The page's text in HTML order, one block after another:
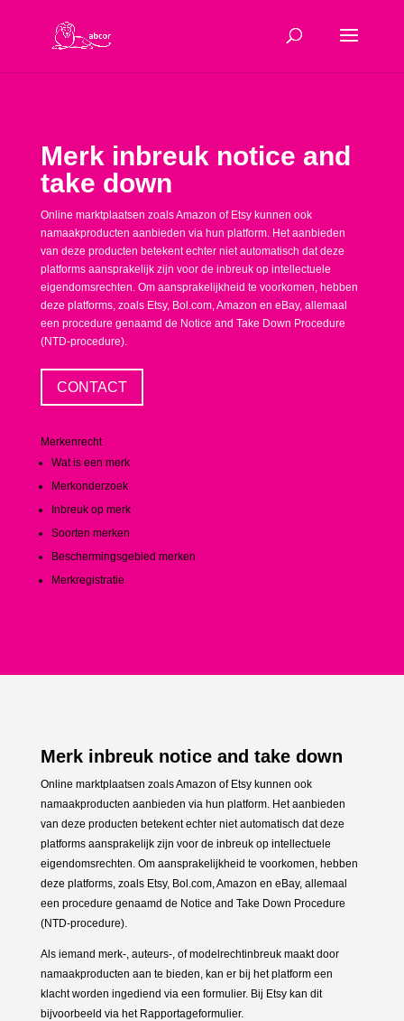
Merk inbreuk notice and
take down
Online marktplaatsen zoals Amazon of Etsy kunnen ook
namaakproducten aanbieden via hun platform. Het aanbieden
van deze producten betekent echter niet automatisch dat deze
platforms aansprakelijk zijn voor de inbreuk op intellectuele
eigendomsrechten. Om aansprakelijkheid te voorkomen, hebben
deze platforms, zoals Etsy, Bol.com, Amazon en eBay, allemaal
een procedure genaamd de Notice and Take Down Procedure
(NTD-procedure).
CONTACT
Merkenrecht
Wat is een merk
Merkonderzoek
Inbreuk op merk
Soorten merken
Beschermingsgebied merken
Merkregistratie
Merk inbreuk notice and take down
Online marktplaatsen zoals Amazon of Etsy kunnen ook
namaakproducten aanbieden via hun platform. Het aanbieden
van deze producten betekent echter niet automatisch dat deze
platforms aansprakelijk zijn voor de inbreuk op intellectuele
eigendomsrechten. Om aansprakelijkheid te voorkomen, hebben
deze platforms, zoals Etsy, Bol.com, Amazon en eBay, allemaal
een procedure genaamd de Notice and Take Down Procedure
(NTD-procedure).
Als iemand merk-, auteurs-, of modelrechtinbreuk maakt door
namaakproducten aan te bieden, kan er bij het platform een
klacht worden ingediend via een formulier. Bij Etsy kan dit
bijvoorbeeld via het Rapportageformulier.